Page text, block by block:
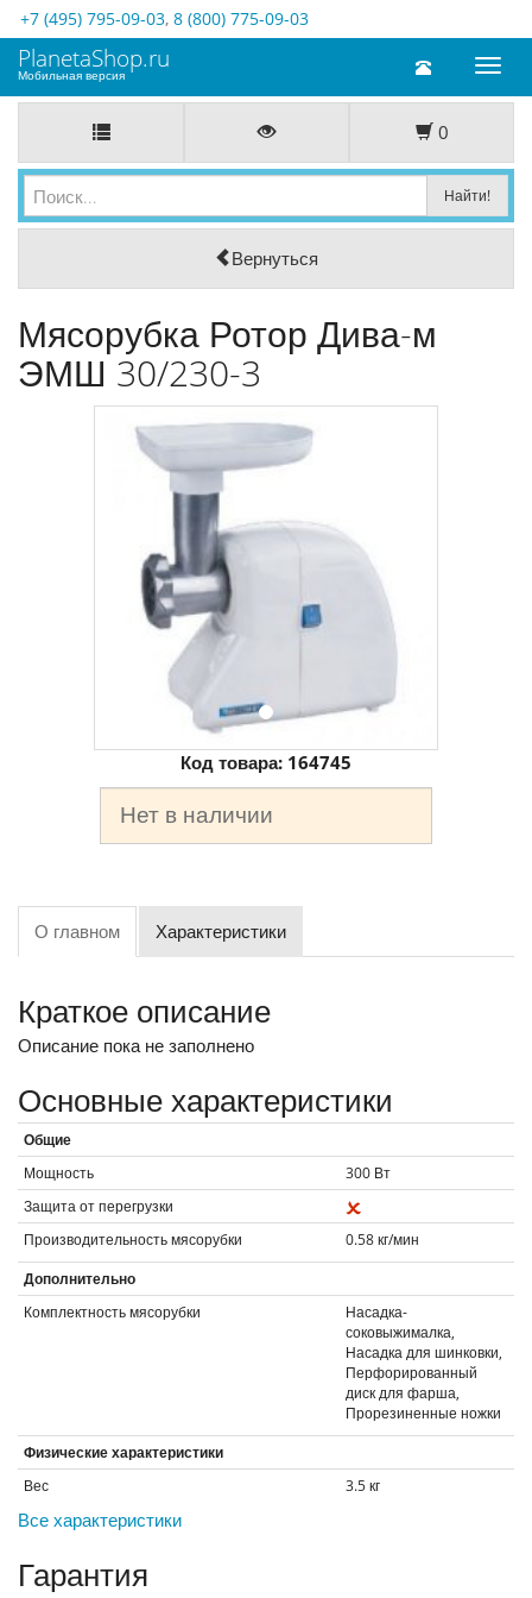
+7 (495) 795-09-03, 8 (800) 775-09-03
Toggle
PlanetaShop.ru
Мобильная версия
0
Вернуться
Мясорубка Ротор Дива-м
ЭМШ 30/230-3
Код товара: 164745
Нет в наличии
О главном Характеристики
Краткое описание
Описание пока не заполнено
Основные характеристики
Общие
Мощность
300 Вт
Защита от перегрузки
Производительность мясорубки
0.58кг/мин
Дополнительно
Комплектность мясорубки
Насадка-
соковыжималка,
Насадка для шинковки,
Перфорированный
диск для фарша,
Прорезиненные ножки
Физические характеристики
Вес
3.5кг
Все характеристики
Гарантия